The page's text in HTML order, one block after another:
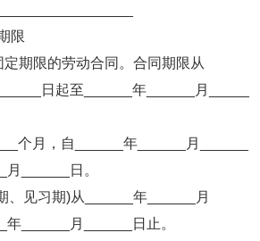
限
期限的劳动合同。合同期限从
日起至______年______月_____
个月，自______年______月______
______日。
、见习期)从______年______月
年______月______日止。